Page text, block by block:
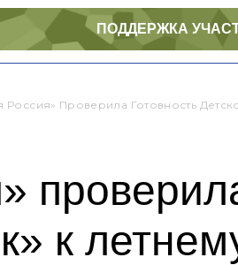
ПОДДЕРЖКА
Россия» Проверила Готовность
к